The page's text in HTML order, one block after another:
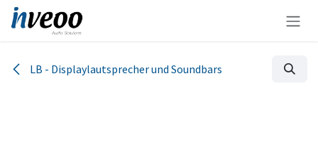
Zum Inhalt springen
LB - Displaylautsprecher und Soundbars